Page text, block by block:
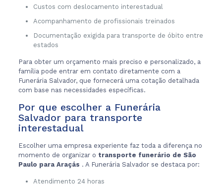
Custos com deslocamento interestadual
Acompanhamento de profissionais treinados
Documentação exigida para transporte de óbito entre
estados
Para obter um orçamento mais preciso e personalizado, a
família pode entrar em contato diretamente com a
Funerária Salvador, que fornecerá uma cotação detalhada
com base nas necessidades específicas.
Por que escolher a Funerária
Salvador para transporte
interestadual
Escolher uma empresa experiente faz toda a diferença no
momento de organizar o transporte funerário de São
Paulo para Araçás . A Funerária Salvador se destaca por:
Atendimento 24 horas